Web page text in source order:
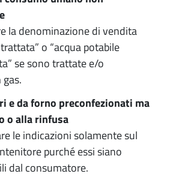
la denominazione di vendita
o “acqua potabile
se sono trattate e/o
e da forno preconfezionati ma
o alla rinfusa
le indicazioni solamente sul
purché essi siano
dal consumatore.